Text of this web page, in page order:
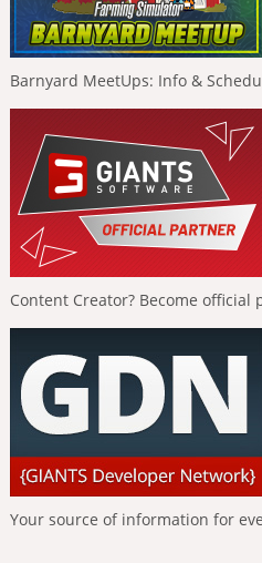
Barnyard MeetUps: Info &
Content Creator? Become
Your source of information for